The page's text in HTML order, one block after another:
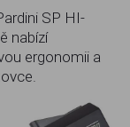
SP HI-
nabízí
ergonomii a